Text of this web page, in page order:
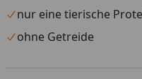
nur eine tierische
ohne Getreide